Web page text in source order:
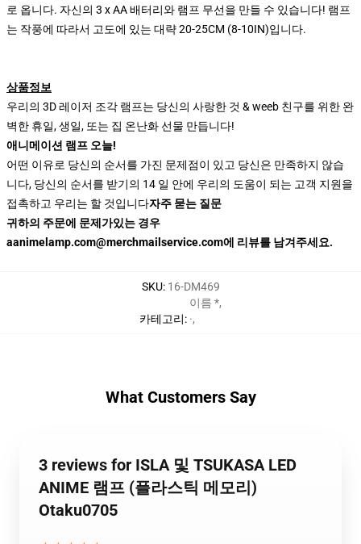
로 옵니다. 자신의 3 x AA 배터리와 램프 무선을 만들 수 있습니다! 램프
는 작풍에 따라서 고도에 있는 대략 20-25CM (8-10IN)입니다.
상품정보
우리의 3D 레이저 조각 램프는 당신의 사랑한 것 & weeb 친구를 위한 완
벽한 휴일, 생일, 또는 집 온난화 선물 만듭니다!
애니메이션 램프 오늘!
어떤 이유로 당신의 순서를 가진 문제점이 있고 당신은 만족하지 않습
니다, 당신의 순서를 받기의 14 일 안에 우리의 도움이 되는 고객 지원을
접촉하고 우리는 할 것입니다자주 묻는 질문
귀하의 주문에 문제가있는 경우
aanimelamp.com@merchmailservice.com에 리뷰를 남겨주세요.
SKU: 16-DM469
카테고리:
이름 *,
·,
What Customers Say
3 reviews for ISLA 및 TSUKASA LED
ANIME 램프 (플라스틱 메모리)
Otaku0705